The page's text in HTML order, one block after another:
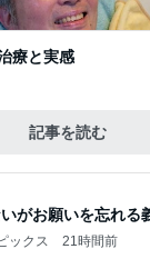
療と実感
記事を読む
がお願いを忘れる
ックス 21時間前